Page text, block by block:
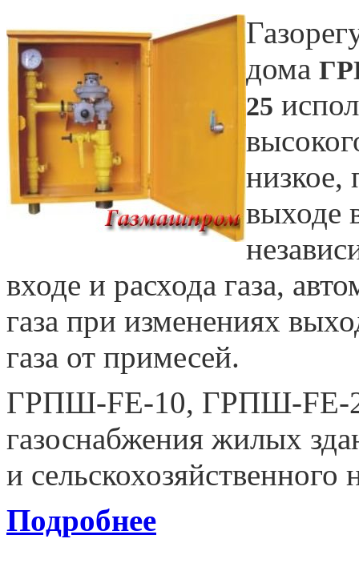
дома
25
низкое,
выходе
входе и расхода газа,
газа при изменениях
газа от примесей.
ГРПШ-FE-10, ГРПШ-FE-
газоснабжения жилых
и сельскохозяйственного
Подробнее